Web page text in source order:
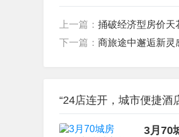
上一篇： 捅破经济型房价天
下一篇： 商旅途中邂逅新灵
“24店连开，城市便捷酒
3月70